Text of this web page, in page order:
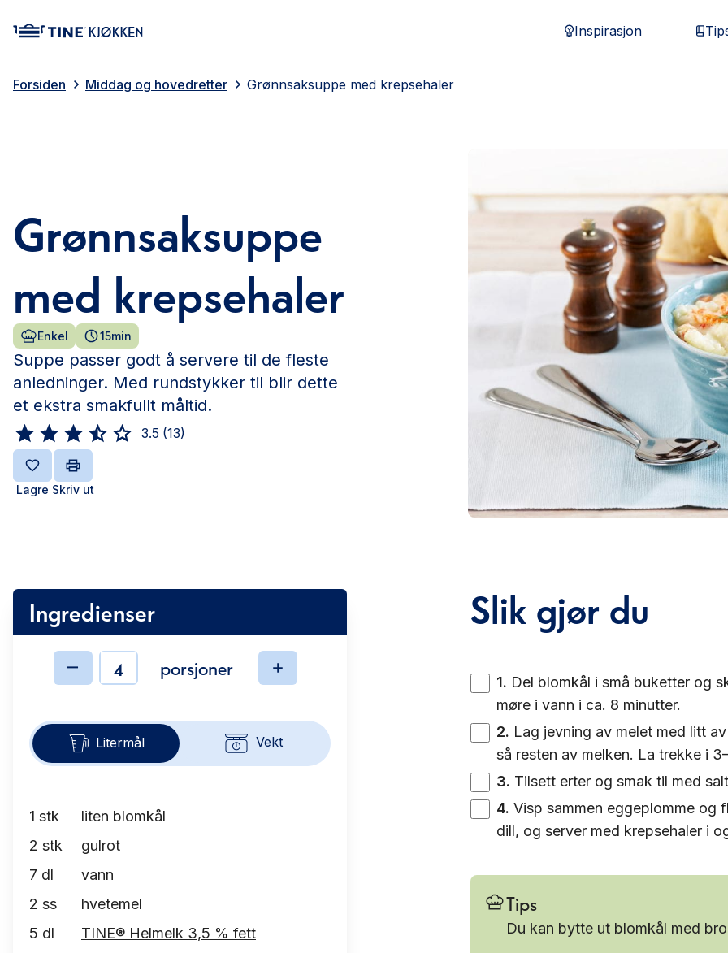
Inspirasjon
Forsiden Middag og hovedretter Grønnsaksuppe med krepsehaler
Grønnsaksuppe
med krepsehaler
Enkel 15min
Suppe passer godt å servere til de fleste
anledninger. Med rundstykker til blir dette
et ekstra smakfullt måltid.
3.5 (13)
Lagre Skriv ut
Ingredienser
Ingredienserporsjoner
Litermål Vekt
1 stk
liten blomkål
2 stk
gulrot
7 dl
vann
2 ss
hvetemel
5 dl
TINE® Helmelk 3,5 % fett
Slik gjør du
1. Del blomkål i små buketter og
møre i vann i ca. 8 minutter.
2. Lag jevning av melet med litt
så resten av melken. La trekke i
3. Tilsett erter og smak til med
4. Visp sammen eggeplomme og
dill, og server med krepsehaler i
Tips
Du kan bytte ut blomkål med